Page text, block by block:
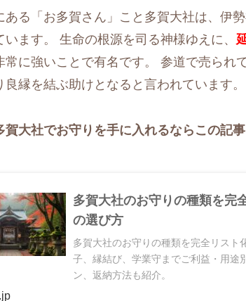
ある「お多賀さん」こと多賀大社は、伊
ます。 生命の根源を司る神様ゆえに、
常に強いことで有名です。 参道で売られ
縁を結ぶ助けとなると言われています。
大社でお守りを手に入れるならこの記事
多賀大社のお守りの種類を完
の選び方
多賀大社のお守りの種類を完全リスト
子、縁結び、学業守までご利益・用途
ン、返納方法も紹介。